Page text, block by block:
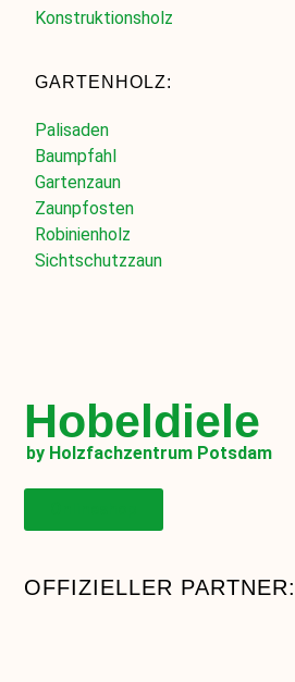
Konstruktionsholz
GARTENHOLZ:
Palisaden
Baumpfahl
Gartenzaun
Zaunpfosten
Robinienholz
Sichtschutzzaun
Hobeldiele
by Holzfachzentrum Potsdam
OFFIZIELLER PARTNER: